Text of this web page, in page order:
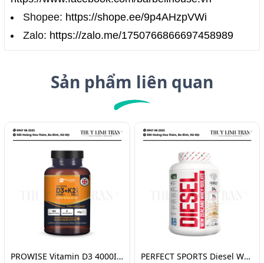
Shopee: https://shope.ee/9p4AHzpVWi
Zalo: https://zalo.me/1750766866697458989
Sản phẩm liên quan
PROWISE Vitamin D3 4000IU + K2 180v/Vitamin chắc khỏe xương D3K2
PERFECT SPORTS Diesel Whey Protein/Bột đạm tăng cơ 908g